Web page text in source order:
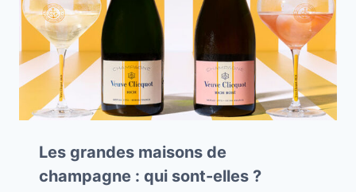
Les grandes maisons de
champagne : qui sont-elles ?